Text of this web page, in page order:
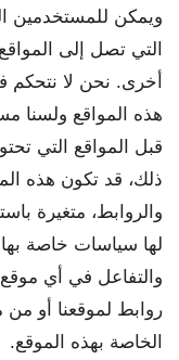
ويمكن للمستخدمين
التي تصل إلى
أخرى. نحن لا نتحكم
هذه المواقع ولسنا
قبل المواقع التي
ذلك، قد تكون هذه
والروابط، متغيرة
لها سياسات خاصة
والتفاعل في أي موقع
روابط لموقعنا أو
الخاصة بهذه الموقع.